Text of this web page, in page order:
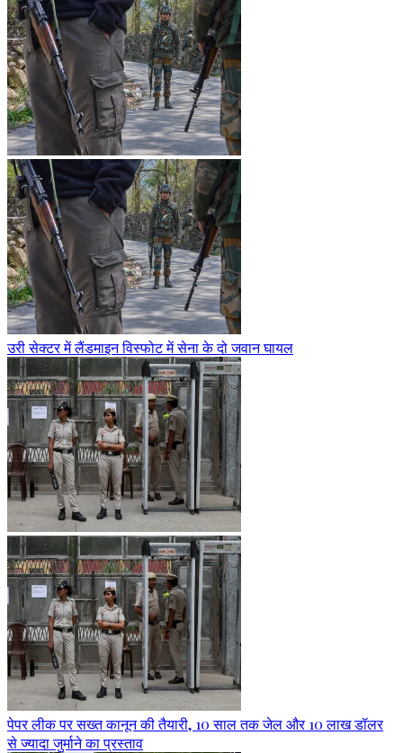
उरी सेक्टर में लैंडमाइन विस्फोट में सेना के दो जवान घायल
पेपर लीक पर सख्त कानून की तैयारी, 10 साल तक जेल और 10 लाख डॉलर
से ज्यादा जुर्माने का प्रस्ताव